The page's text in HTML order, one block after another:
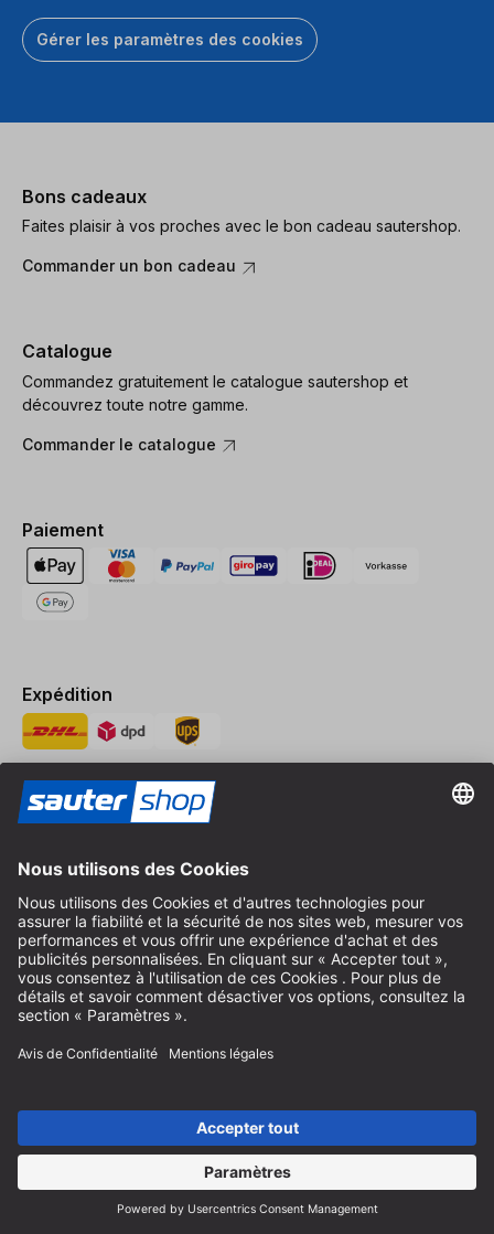
Gérer les paramètres des cookies
Bons cadeaux
Faites plaisir à vos proches avec le bon cadeau sautershop.
Commander un bon cadeau
Catalogue
Commandez gratuitement le catalogue sautershop et
découvrez toute notre gamme.
Commander le catalogue
Paiement
Expédition
Contact
+49 (0) 8152 92898-80
info@sautershop.com
Hotline de service
+49 (0) 8152 92898-81
info@sautershop.com
Accueil téléphonique du lundi au vendredi
Magasin / Boutique